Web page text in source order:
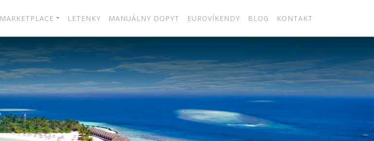
MARKETPLACE LETENKY MANUÁLNY DOPYT EUROVÍKENDY BLOG KONTAKT